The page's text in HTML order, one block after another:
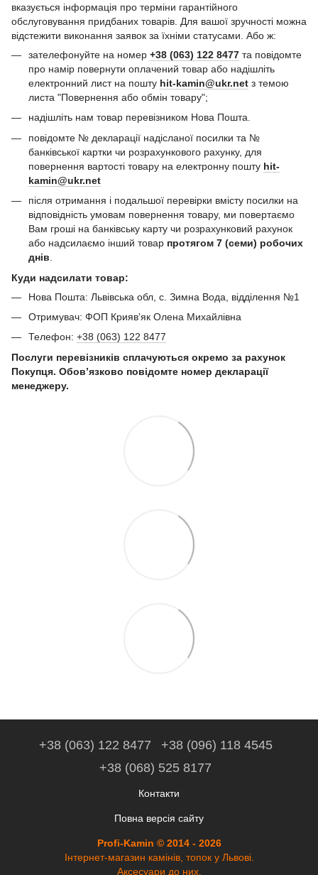
вказується інформація про терміни гарантійного
обслуговування придбаних товарів. Для вашої зручності можна
відстежити виконання заявок за їхніми статусами. Або ж:
зателефонуйте на номер +38 (063) 122 8477 та повідомте
про намір повернути оплачений товар або надішліть
електронний лист на пошту hit-kamin@ukr.net з темою
листа "Повернення або обмін товару";
надішліть нам товар перевізником Нова Пошта.
повідомте № декларації надісланої посилки та №
банківської картки чи розрахункового рахунку, для
повернення вартості товару на електронну пошту hit-
kamin@ukr.net
після отримання і подальшої перевірки вмісту посилки на
відповідність умовам повернення товару, ми повертаємо
Вам гроші на банківську карту чи розрахунковий рахунок
або надсилаємо інший товар протягом 7 (семи) робочих
днів
Куди надсилати товар:
Нова Пошта: Львівська обл, с. Зимна Вода, відділення №1
Отримувач: ФОП Криявʼяк Олена Михайлівна
Телефон: +38 (063) 122 8477
Послуги перевізників сплачуються окремо за рахунок
Покупця. Обов’язково повідомте номер декларації
менеджеру.
+38 (063) 122 8477
+38 (096) 118 4545
+38 (068) 525 8177
Контакти
Повна версія сайту
Profi-Kamin © 2014 - 2026
Інтернет-магазин камінів, топок у Львові.
Аксесуари до них.